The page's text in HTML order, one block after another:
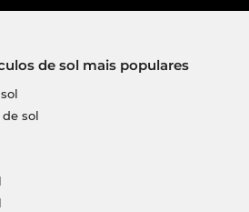
de sol mais populares
sol